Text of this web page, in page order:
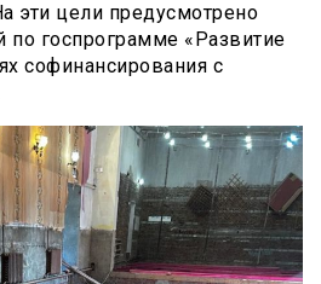
эти цели предусмотрено
по госпрограмме «Развитие
софинансирования с